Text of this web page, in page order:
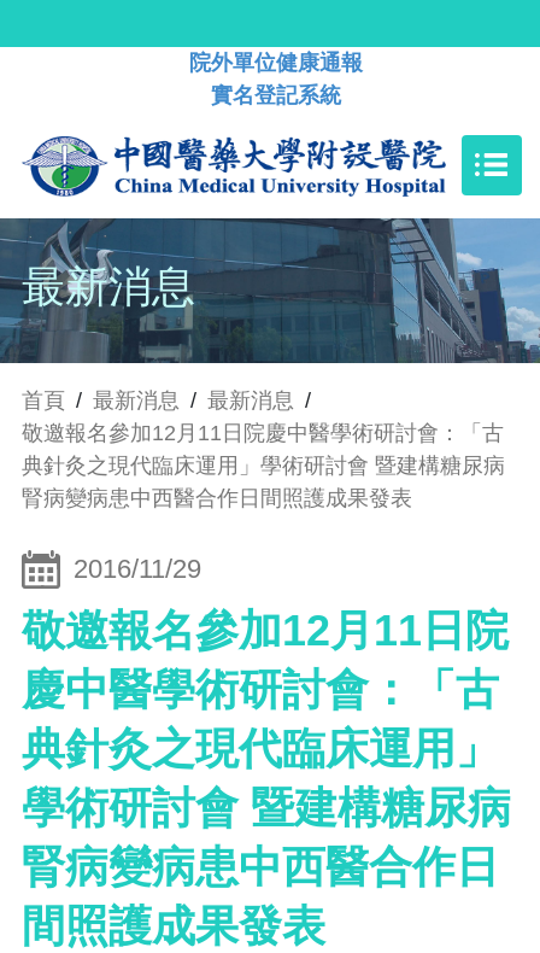
院外單位健康通報
實名登記系統
最新消息
首頁 / 最新消息 / 最新消息 /
敬邀報名參加12月11日院慶中醫學術研討會：「古
典針灸之現代臨床運用」學術研討會 暨建構糖尿病
腎病變病患中西醫合作日間照護成果發表
2016/11/29
敬邀報名參加12月11日院
慶中醫學術研討會：「古
典針灸之現代臨床運用」
學術研討會 暨建構糖尿病
腎病變病患中西醫合作日
間照護成果發表